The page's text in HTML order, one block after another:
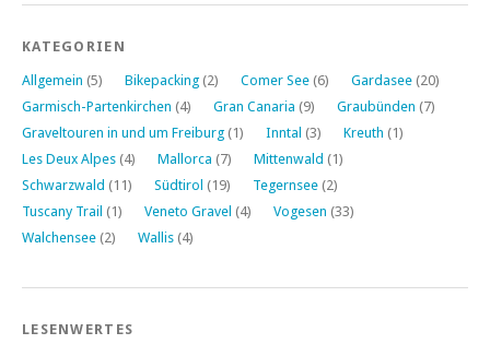
KATEGORIEN
Allgemein (5) Bikepacking (2) Comer See (6) Gardasee (20)
Garmisch-Partenkirchen (4) Gran Canaria (9) Graubünden (7)
Graveltouren in und um Freiburg (1) Inntal (3) Kreuth (1)
Les Deux Alpes (4) Mallorca (7) Mittenwald (1)
Schwarzwald (11) Südtirol (19) Tegernsee (2)
Tuscany Trail (1) Veneto Gravel (4) Vogesen (33)
Walchensee (2) Wallis (4)
LESENWERTES